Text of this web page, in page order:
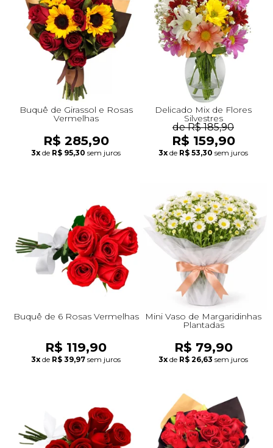
+Presentes com Flores
+Presentes por Ocasião
+Presentes para Família
+Presentes para Todos
+Tipo de Cesta
+Tipos de Buquês
+Tipos de Arranjos
+Tipos de Flores
+Por Cores
+Cidades do Sul
+Cidades do Sudeste
+Cidades do Norte
+Cidades do Nordeste
Buquê de Girassol e Rosas
Vermelhas
R$ 285,90
3x de R$ 95,30 sem juros
Delicado Mix de Flores
Silvestres
de R$ 185,90
R$ 159,90
3x de R$ 53,30 sem juros
Buquê de 6 Rosas Vermelhas
R$ 119,90
3x de R$ 39,97 sem juros
Mini Vaso de Margaridinhas
Plantadas
R$ 79,90
3x de R$ 26,63 sem juros